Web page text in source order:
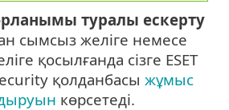
туралы ескерту
сымсыз желіге немесе
қосылғанда сізге ESET
қолданбасы жұмыс
көрсетеді.